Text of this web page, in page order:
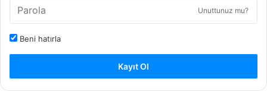
Unuttunuz mu?
Beni hatırla
Kayıt Ol